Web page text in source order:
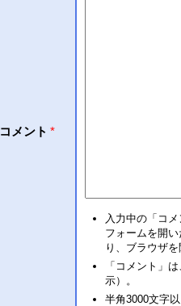
コメント *
入力中の「コ
フォームを開
り、ブラウザ
「コメント」
示）。
半角3000文字